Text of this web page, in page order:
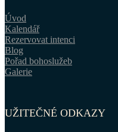
Úvod
Kalendář
Rezervovat intenci
Blog
Pořad bohoslužeb
Galerie
UŽITEČNÉ ODKAZY